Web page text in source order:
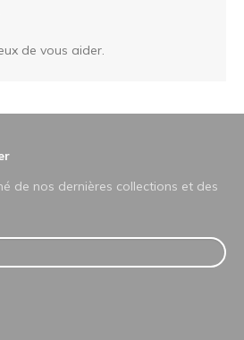
de vous aider.
de nos dernières collections et des